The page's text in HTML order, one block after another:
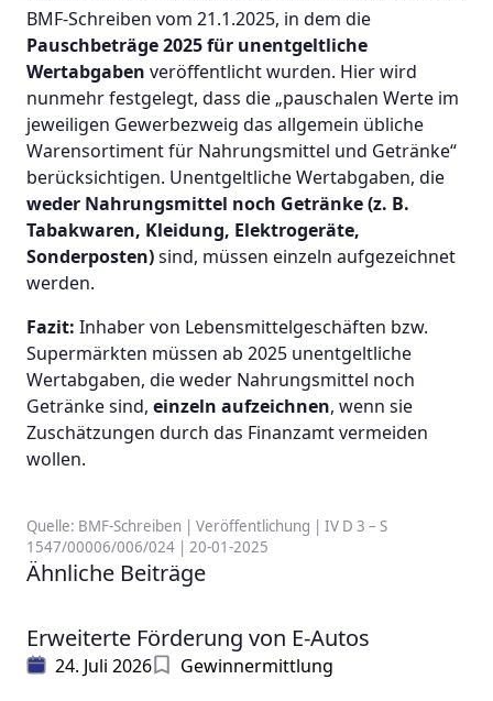
BMF-Schreiben vom 21.1.2025, in dem die
Pauschbeträge 2025 für unentgeltliche
Wertabgaben veröffentlicht wurden. Hier wird
nunmehr festgelegt, dass die „pauschalen Werte im
jeweiligen Gewerbezweig das allgemein übliche
Warensortiment für Nahrungsmittel und Getränke“
berücksichtigen. Unentgeltliche Wertabgaben, die
weder Nahrungsmittel noch Getränke (z. B.
Tabakwaren, Kleidung, Elektrogeräte,
Sonderposten)sind, müssen einzeln aufgezeichnet
werden.
Fazit: Inhaber von Lebensmittelgeschäften bzw.
Supermärkten müssen ab 2025 unentgeltliche
Wertabgaben, die weder Nahrungsmittel noch
Getränke sind, einzeln aufzeichnen, wenn sie
Zuschätzungen durch das Finanzamt vermeiden
wollen.
Quelle: BMF-Schreiben | Veröffentlichung | IV D 3 – S
1547/00006/006/024 | 20-01-2025
Ähnliche Beiträge
Erweiterte Förderung von E-Autos
24. Juli 2026 Gewinnermittlung